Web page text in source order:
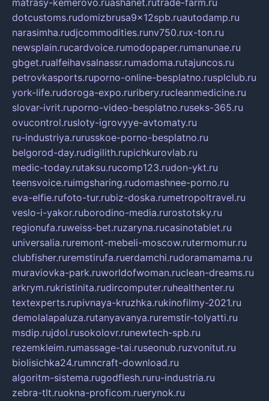
matrasy-kemerovo.ruashanet.rutrade-farm.ru
dotcustoms.rudomizbrusa9x12spb.ruautodamp.ru
narasimha.rudjcommodities.runv750.rux-ton.ru
newsplain.rucardvoice.rumodopaper.rumanunae.ru
gbget.rualfeihavsalnassr.rumadoma.rutajuncos.ru
petrovkasports.ruporno-online-besplatno.rusplclub.ru
york-life.rudoroga-expo.ruribery.rucleanmedicine.ru
slovar-ivrit.ruporno-video-besplatno.ruseks-365.ru
ovucontrol.rusloty-igrovyye-avtomaty.ru
ru-industriya.rurusskoe-porno-besplatno.ru
belgorod-day.rudigilith.rupichkurovlab.ru
medic-today.rutaksu.rucomp123.rudon-ykt.ru
teensvoice.ruimgsharing.rudomashnee-porno.ru
eva-elfie.rufoto-tur.rubiz-doska.rumetropoltravel.ru
veslo-i-yakor.ruborodino-media.rurostotsky.ru
regionufa.ruweiss-bet.ruzaryna.rucasinotablet.ru
universalia.ruremont-mebeli-moscow.rutermomur.ru
clubfisher.ruremstirufa.ruerdamchi.rudoramamama.ru
muraviovka-park.ruworldofwoman.ruclean-dreams.ru
arkrym.rukristinita.rudircomputer.ruhealthenter.ru
textexperts.rupivnaya-kruzhka.rukinofilmy-2021.ru
demolalapaluza.rutanyavanya.ruremstir-tolyatti.ru
msdip.rujdol.rusokolovr.runewtech-spb.ru
rezemkleim.rumassage-tai.ruseonub.ruzvonitut.ru
biolisichka24.rumncraft-download.ru
algoritm-sistema.rugodflesh.ruru-industria.ru
zebra-tlt.ruokna-proficom.ruerynok.ru